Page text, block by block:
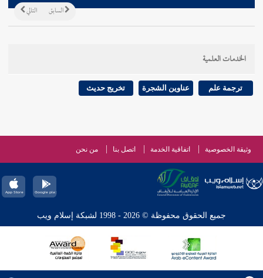
التالي السابق
الخدمات العلمية
ترجمة علم عناوين الشجرة تخريج حديث
وثيقة الخصوصية اتفاقية الخدمة اتصل بنا من نحن
جميع الحقوق محفوظة © 2026 - 1998 لشبكة إسلام ويب